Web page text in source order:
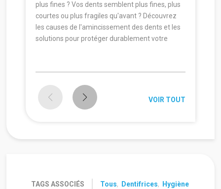
plus fines ? Vos dents semblent plus fines, plus
courtes ou plus fragiles qu'avant ? Découvrez
les causes de l'amincissement des dents et les
solutions pour protéger durablement votre
VOIR TOUT
TAGS ASSOCIÉS Tous, Dentifrices,
Hygiène